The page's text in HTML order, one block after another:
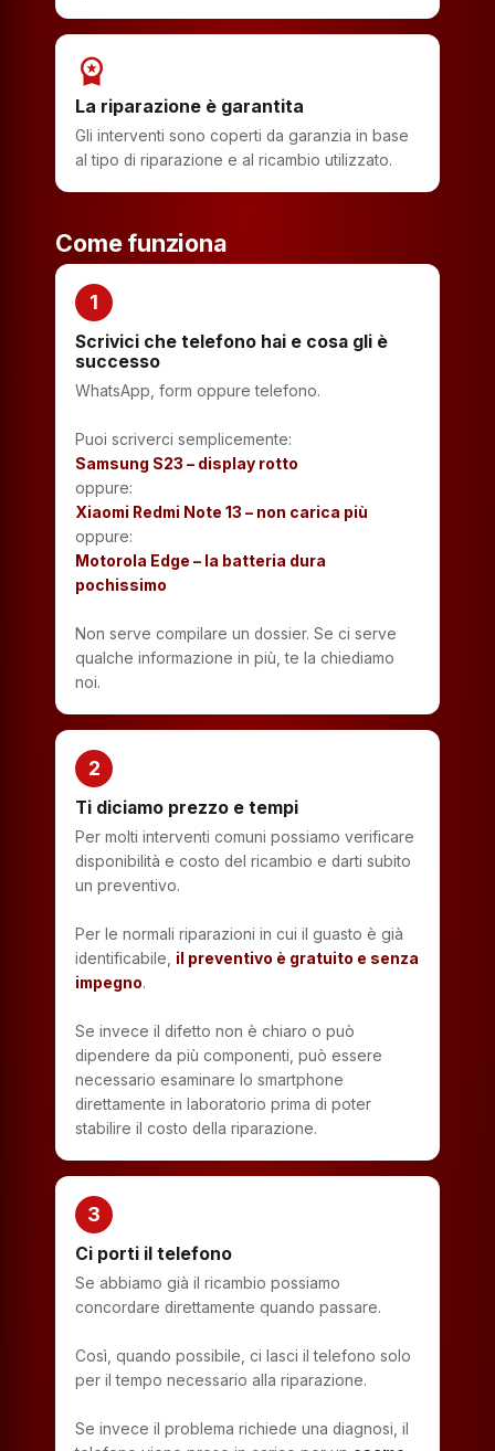
workspace_premium
La riparazione è garantita
Gli interventi sono coperti da garanzia in base
al tipo di riparazione e al ricambio utilizzato.
Come funziona
1
Scrivici che telefono hai e cosa gli è
successo
WhatsApp, form oppure telefono.
Puoi scriverci semplicemente:
Samsung S23 – display rotto
oppure:
Xiaomi Redmi Note 13 – non carica più
oppure:
Motorola Edge – la batteria dura
pochissimo
Non serve compilare un dossier. Se ci serve
qualche informazione in più, te la chiediamo
noi.
2
Ti diciamo prezzo e tempi
Per molti interventi comuni possiamo verificare
disponibilità e costo del ricambio e darti subito
un preventivo.
Per le normali riparazioni in cui il guasto è già
identificabile, il preventivo è gratuito e senza
impegno.
Se invece il difetto non è chiaro o può
dipendere da più componenti, può essere
necessario esaminare lo smartphone
direttamente in laboratorio prima di poter
stabilire il costo della riparazione.
3
Ci porti il telefono
Se abbiamo già il ricambio possiamo
concordare direttamente quando passare.
Così, quando possibile, ci lasci il telefono solo
per il tempo necessario alla riparazione.
Se invece il problema richiede una diagnosi, il